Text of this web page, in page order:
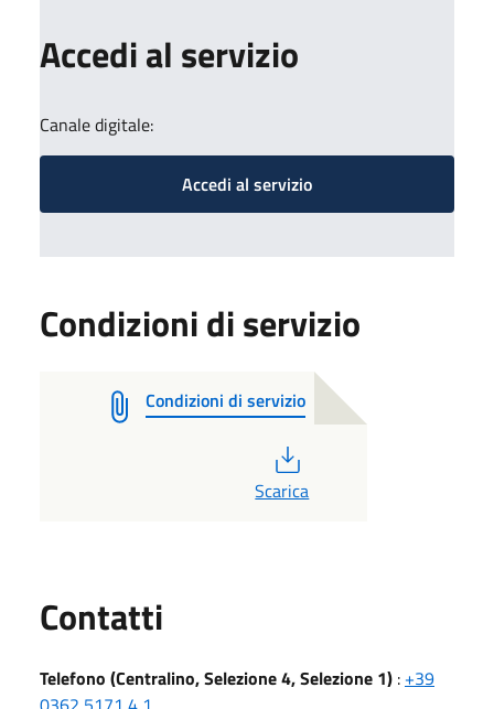
Accedi al servizio
Canale digitale:
Accedi al servizio
Condizioni di servizio
Condizioni di servizio
Scarica
Contatti
Telefono (Centralino, Selezione 4, Selezione 1) : +39